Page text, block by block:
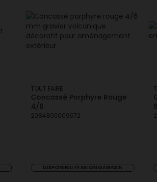
TOUT FAIRE
Concassé Porphyre Rouge
4/6
2084800009072
DISPONIBILITÉ SELON MAGASIN